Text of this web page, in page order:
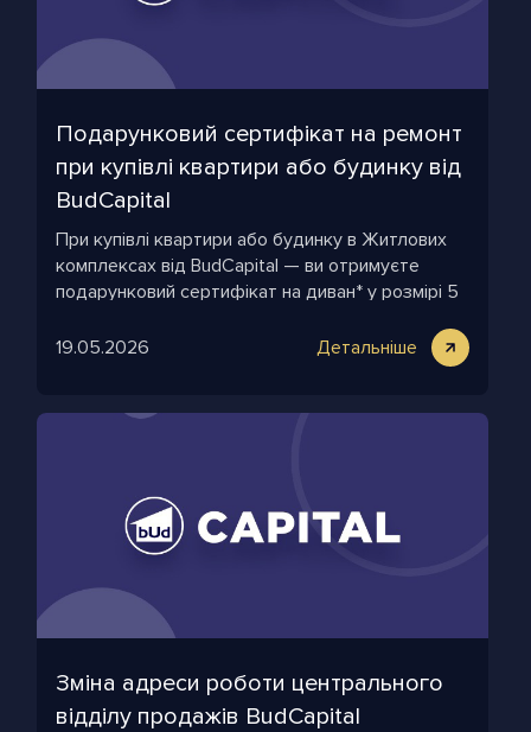
Подарунковий сертифікат на ремонт
при купівлі квартири або будинку від
BudCapital
При купівлі квартири або будинку в Житлових
комплексах від BudCapital — ви отримуєте
подарунковий сертифікат на диван* у розмірі 5
19.05.2026
Детальніше
Зміна адреси роботи центрального
відділу продажів BudCapital